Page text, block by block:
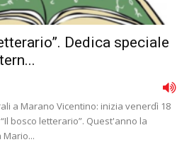
Dedica speciale
a Marano Vicentino: inizia venerdì 18
bosco letterario”. Quest'anno la